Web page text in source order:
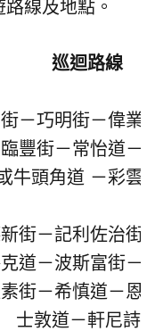
線及地點。
巡迴路線
－巧明街－偉業
豐街－常怡道－
牛頭角道 －彩雲
街－記利 佐治街
道－波斯富街－
街－希慎道－恩
士敦道－軒尼詩